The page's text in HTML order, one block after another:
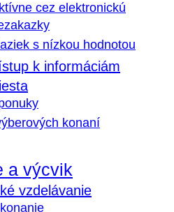
cez elektronickú
s nízkou hodnotou
k informáciám
konaní
a výcvik
vzdelávanie